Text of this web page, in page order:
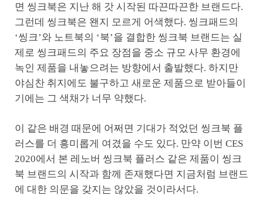
면 씽크북은 지난 해 갓 시작된 따끈따끈한 브랜드다.
그런데 씽크북은 왠지 모르게 어색했다. 씽크패드의
‘씽크’와 노트북의 ‘북’을 결합한 씽크북 브랜드는 실
제로 씽크패드의 주요 장점을 중소 규모 사무 환경에
녹인 제품을 내놓으려는 방향에서 출발했다. 하지만
야심찬 취지에도 불구하고 새로운 제품으로 받아들이
기에는 그 색채가 너무 약했다.
이 같은 배경 때문에 어쩌면 기대가 적었던 씽크북 플
러스를 더 흥미롭게 여겼을 수도 있다. 만약 이번 CES
2020에서 본 레노버 씽크북 플러스 같은 제품이 씽크
북 브랜드의 시작과 함께 존재했다면 지금처럼 브랜드
에 대한 의문을 갖지는 않았을 것이라서다.